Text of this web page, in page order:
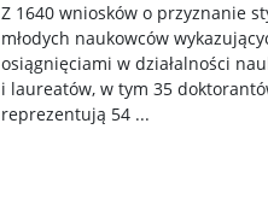
Z 1640 wniosków o przyznanie
młodych naukowców
osiągnięciami w działalności
i laureatów, w tym 35
reprezentują 54 ...